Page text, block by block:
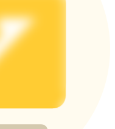
APR